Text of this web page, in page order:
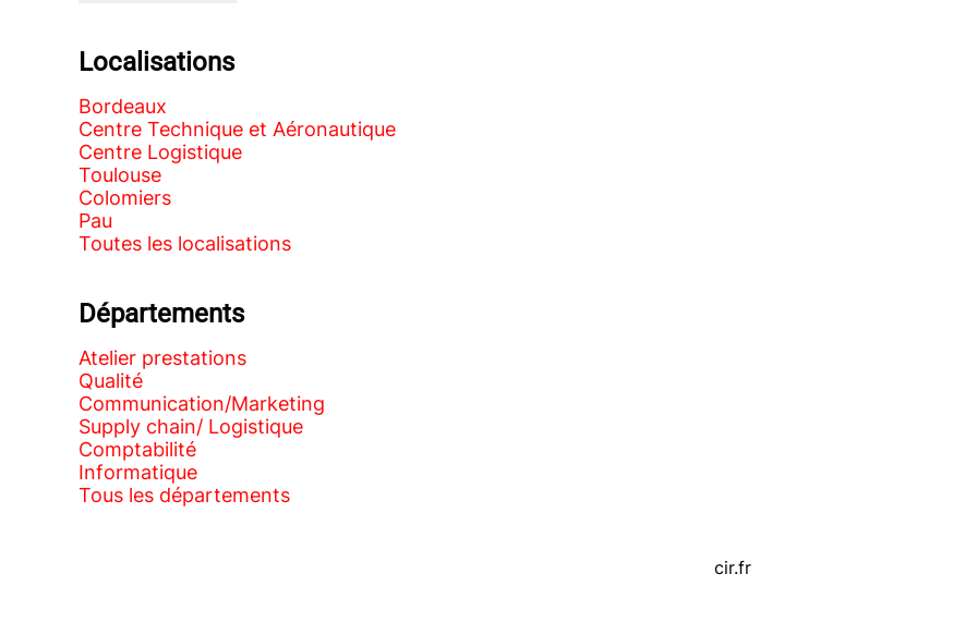
Localisations
Bordeaux
Centre Technique et Aéronautique
Centre Logistique
Toulouse
Colomiers
Pau
Toutes les localisations
Départements
Atelier prestations
Qualité
Communication/Marketing
Supply chain/ Logistique
Comptabilité
Informatique
Tous les départements
cir.fr